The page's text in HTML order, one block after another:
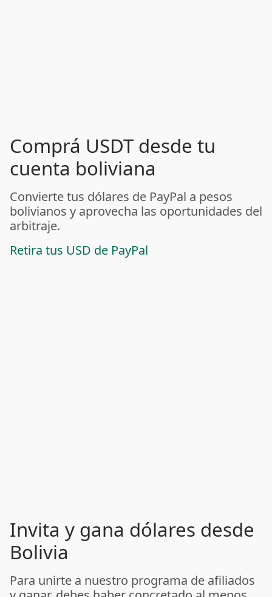
Comprá USDT desde tu
cuenta boliviana
Convierte tus dólares de PayPal a pesos
bolivianos y aprovecha las oportunidades del
arbitraje.
Retira tus USD de PayPal
Invita y gana dólares desde
Bolivia
Para unirte a nuestro programa de afiliados